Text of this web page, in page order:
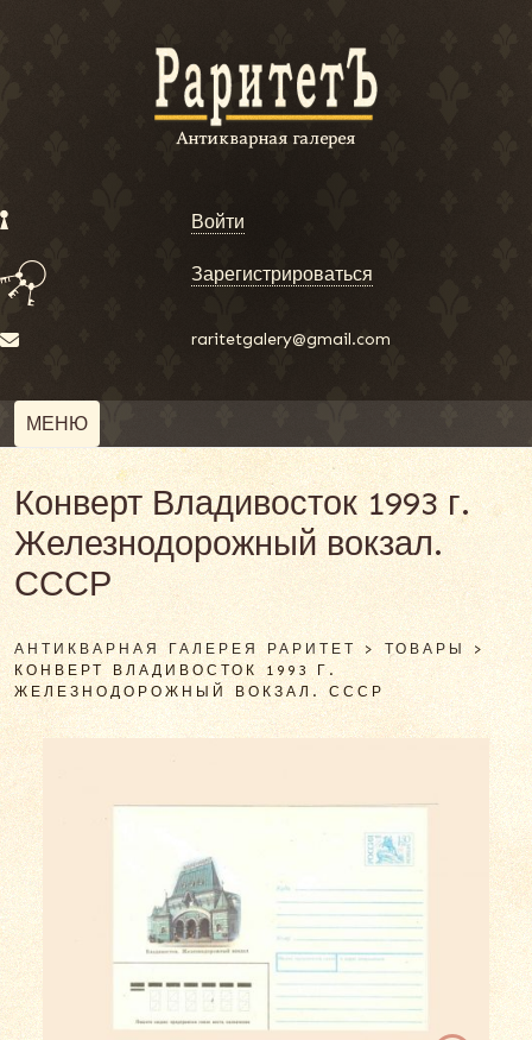
Войти
Зарегистрироваться
raritetgalery@gmail.com
МЕНЮ
Конверт Владивосток 1993 г.
Железнодорожный вокзал.
СССР
АНТИКВАРНАЯ ГАЛЕРЕЯ РАРИТЕТ >ТОВАРЫ >
КОНВЕРТ ВЛАДИВОСТОК 1993 Г.
ЖЕЛЕЗНОДОРОЖНЫЙ ВОКЗАЛ. СССР